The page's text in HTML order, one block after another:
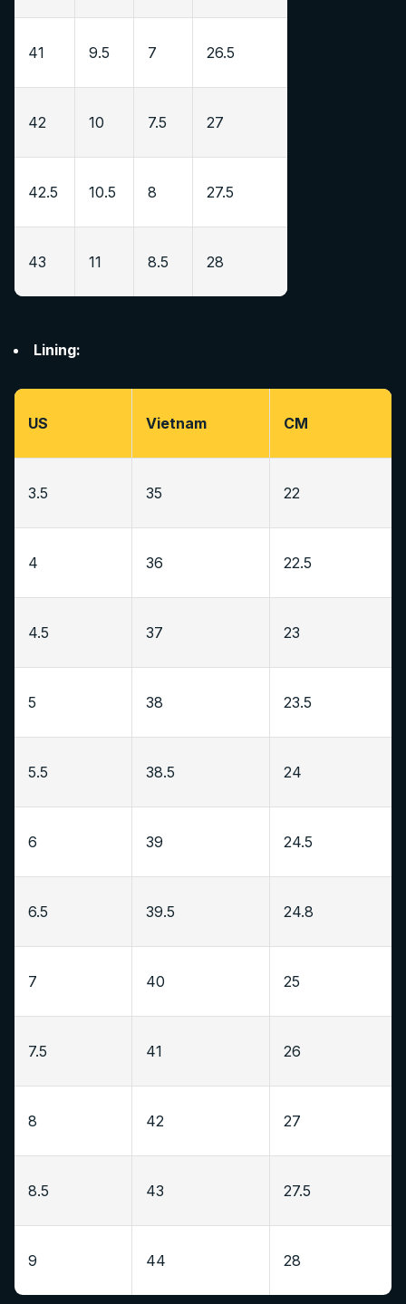
41 9.5 7 26.5
42 10 7.5 27
42.5 10.5 8 27.5
43 11 8.5 28
Lining:
US Vietnam CM
3.5 35 22
4 36 22.5
4.5 37 23
5 38 23.5
5.5 38.5 24
6 39 24.5
6.5 39.5 24.8
7 40 25
7.5 41 26
8 42 27
8.5 43 27.5
9 44 28